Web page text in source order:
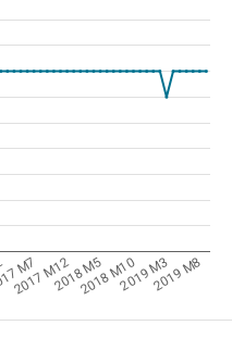
M7
2017 M122018 M52018 M102019 M32019 M8